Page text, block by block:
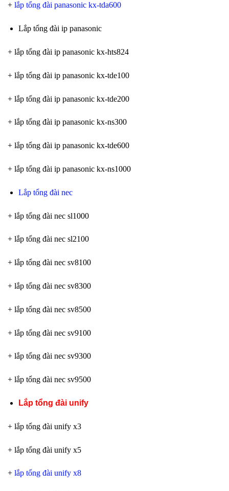
+ lắp tổng đài panasonic kx-tda600
Lắp tổng đài ip panasonic
+ lắp tổng đài ip panasonic kx-hts824
+ lắp tổng đài ip panasonic kx-tde100
+ lắp tổng đài ip panasonic kx-tde200
+ lắp tổng đài ip panasonic kx-ns300
+ lắp tổng đài ip panasonic kx-tde600
+ lắp tổng đài ip panasonic kx-ns1000
Lắp tổng đài nec
+ lắp tổng đài nec sl1000
+ lắp tổng đài nec sl2100
+ lắp tổng đài nec sv8100
+ lắp tổng đài nec sv8300
+ lắp tổng đài nec sv8500
+ lắp tổng đài nec sv9100
+ lắp tổng đài nec sv9300
+ lắp tổng đài nec sv9500
Lắp tổng đài unify
+ lắp tổng đài unify x3
+ lắp tổng đài unify x5
+ lắp tổng đài unify x8